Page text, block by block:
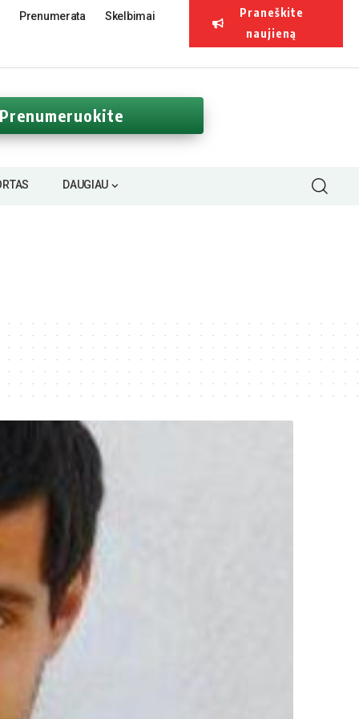
Prenumerata Skelbimai
Praneškite
naujieną
Prenumeruokite
DAUGIAU